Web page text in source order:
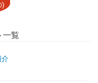
)
一覧
介